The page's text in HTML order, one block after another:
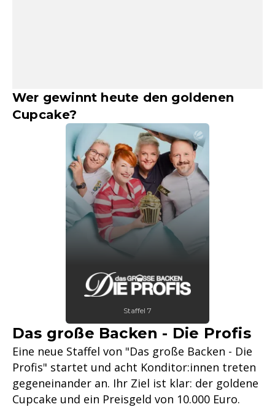
Wer gewinnt heute den goldenen
Cupcake?
Staffel 7
Das große Backen - Die Profis
Eine neue Staffel von "Das große Backen - Die
Profis" startet und acht Konditor:innen treten
gegeneinander an. Ihr Ziel ist klar: der goldene
Cupcake und ein Preisgeld von 10.000 Euro.